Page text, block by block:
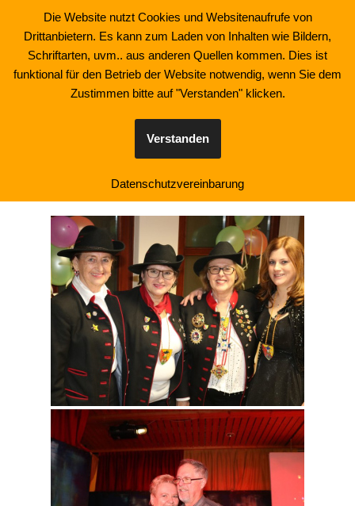
Zum
Inhalt
springen
Sitzung 24.1.2026
Die Website nutzt Cookies und Websitenaufrufe von
Drittanbietern. Es kann zum Laden von Inhalten wie Bildern,
Schriftarten, uvm.. aus anderen Quellen kommen. Dies ist
funktional für den Betrieb der Website notwendig, wenn Sie dem
Zustimmen bitte auf "Verstanden" klicken.
Verstanden
Datenschutzvereinbarung